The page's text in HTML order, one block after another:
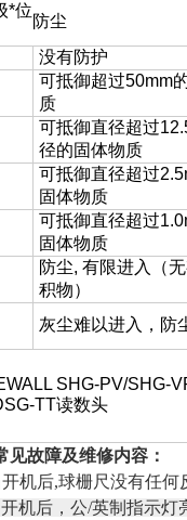
*位
防尘
没有防护
可抵御超过50mm
质
可抵御直径超过
径的固体物质
可抵御直径超过
固体物质
可抵御直径超过
固体物质
防尘, 有限进入（
积物）
灰尘难以进入，防
见故障及维修内容：
开机后,球栅尺没有任
机后，公/英制指示灯